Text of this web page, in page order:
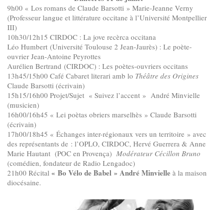
9h00 « Los romans de Claude Barsotti » Marie-Jeanne Verny
(Professeur langue et littérature occitane à l’Université Montpellier
III)
10h30/12h15 CIRDOC : La jove recèrca occitana
Léo Humbert (Université Toulouse 2 Jean-Jaurès) : Le poète-
ouvrier Jean-Antoine Peyrottes
Aurélien Bertrand (CIRDOC) : Les poètes-ouvriers occitans
13h45/15h00 Café Cabaret literari amb lo Théâtre des Origines
Claude Barsotti (écrivain)
15h15/16h00 Projet/Sujet « Suivez l’accent » André Minvielle
(musicien)
16h00/16h45 « Lei poètas obriers marselhès » Claude Barsotti
(écrivain)
17h00/18h45 « Échanges inter-régionaux vers un territoire » avec
des représentants de : l’OPLO, CIRDOC, Hervé Guerrera & Anne
Marie Hautant (POC en Provença) Modérateur Cécillon Bruno
(comédien, fondateur de Radio Lengadoc)
21h00 Récital « Bo Vélo de Babel » André Minvielle à la maison
diocésaine.